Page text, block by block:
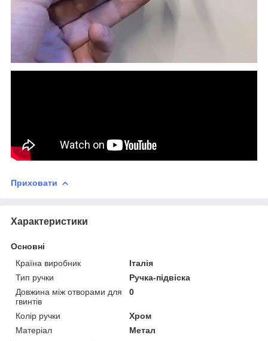
Приховати
Характеристики
Основні
Країна виробник
Італія
Тип ручки
Ручка-підвіска
Довжина між отворами для
гвинтів
0
Колір ручки
Хром
Матеріал
Метал